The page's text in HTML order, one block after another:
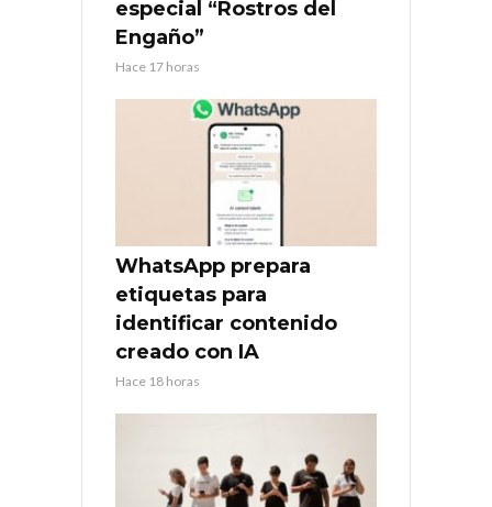
especial “Rostros del
Engaño”
Hace 17 horas
WhatsApp prepara
etiquetas para
identificar contenido
creado con IA
Hace 18 horas